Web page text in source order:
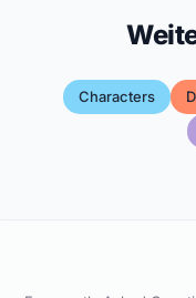
Characters